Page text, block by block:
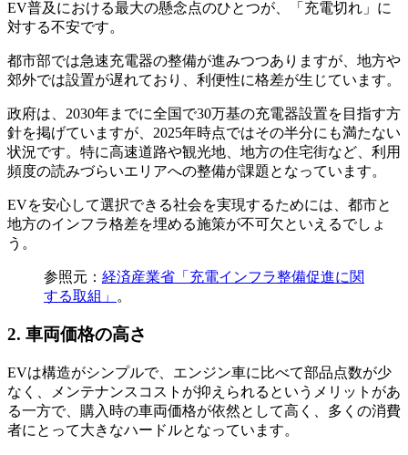
EV普及における最大の懸念点のひとつが、「充電切れ」に
対する不安です。
都市部では急速充電器の整備が進みつつありますが、地方や
郊外では設置が遅れており、利便性に格差が生じています。
政府は、2030年までに全国で30万基の充電器設置を目指す方
針を掲げていますが、2025年時点ではその半分にも満たない
状況です。特に高速道路や観光地、地方の住宅街など、利用
頻度の読みづらいエリアへの整備が課題となっています。
EVを安心して選択できる社会を実現するためには、都市と
地方のインフラ格差を埋める施策が不可欠といえるでしょ
う。
参照元： 経済産業省 「 充電インフラ整備促進に関
する取組 」 。
2. 車両価格の高さ
EVは構造がシンプルで、エンジン車に比べて部品点数が少
なく、メンテナンスコストが抑えられるというメリットがあ
る一方で、購入時の車両価格が依然として高く、多くの消費
者にとって大きなハードルとなっています。